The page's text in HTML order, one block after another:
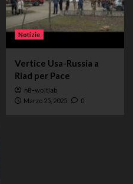
Notizie
Vertice Usa-Russia a
Riad per Pace
n8-woltlab
Marzo 25, 2025 0